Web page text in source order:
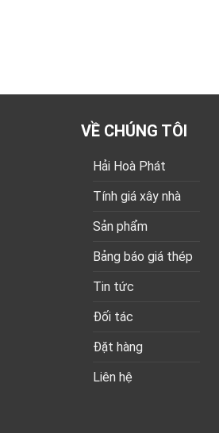
VỀ CHÚNG TÔI
Hải Hoà Phát
Tính giá xây nhà
Sản phẩm
Bảng báo giá thép
Tin tức
Đối tác
Đặt hàng
Liên hệ